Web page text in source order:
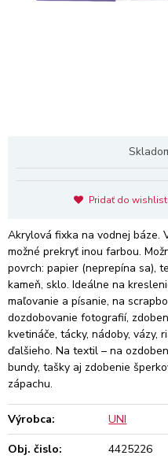
Pridať do
Akrylová fixka na vodnej báze.
možné prekryť inou farbou.
povrch: papier (neprepína sa),
kameň, sklo. Ideálne na
maľovanie a písanie, na
dozdobovanie fotografií,
kvetináče, tácky, nádoby, vázy,
ďalšieho. Na textil – na
bundy, tašky aj zdobenie
zápachu.
Výrobca:
UNI
Obj. čislo:
4425226